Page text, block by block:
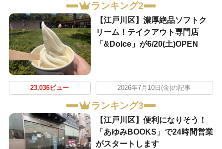
ランキング2
【江戸川区】濃厚絶品ソフトク
リーム！テイクアウト専門店
「&Dolce」が6/20(土)OPEN
23,036ビュー 2026年7月10日(金)の記事
ランキング3
【江戸川区】便利になりそう！
「あゆみBOOKS」で24時間営業
がスタートします